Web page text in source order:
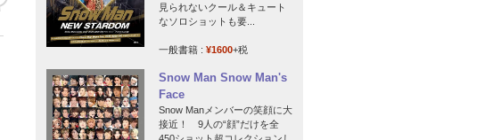
見られないクール＆キュート
なソロショットも要...
一般書籍 : ¥1600+税
Snow Man Snow Man's
Face
Snow Manメンバーの笑顔に大
接近！ 9人の“顔”だけを全